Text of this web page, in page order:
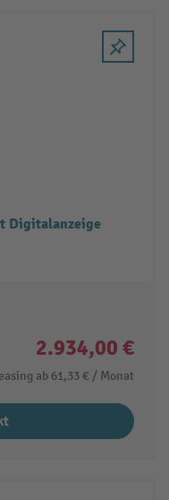
Digitalanzeige
2.934,00 €
ab 61,33 € / Monat